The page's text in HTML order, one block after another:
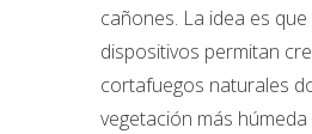
cañones. La idea es
dispositivos permitan
cortafuegos naturales
vegetación más